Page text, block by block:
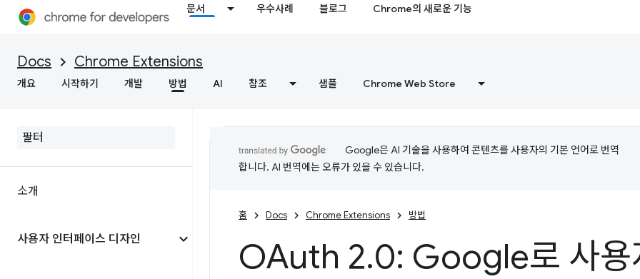
문서 우수사례 블로그 Chrome의 새로운 기능
Docs Chrome Extensions
개요 시작하기 개발 방법 AI 참조 샘플 Chrome Web Store
소개
사용자 인터페이스 디자인
Google은 AI 기술을 사용하여 콘텐츠를 사용자의 기본 언어로 번역
합니다. AI 번역에는 오류가 있을 수 있습니다.
홈 Docs Chrome Extensions 방법
OAuth 2.0: Google로 사용